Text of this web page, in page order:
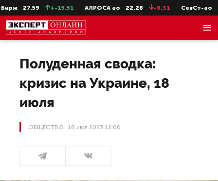
+-15.51 АЛРОСА ао 22.28 -0.31 СевСт-ао 647.2
Полуденная сводка:
кризис на Украине, 18
июля
ОБЩЕСТВО 18 июл 2023 12:00